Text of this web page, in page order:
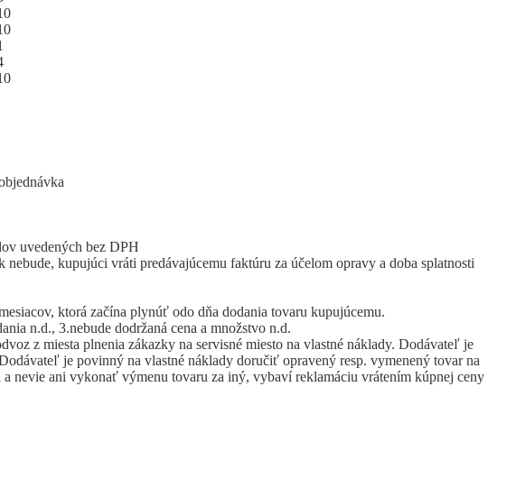
uvedených bez DPH
kupujúci vráti predávajúcemu faktúru za účelom opravy a doba splatnosti
ktorá začína plynúť odo dňa dodania tovaru kupujúcemu.
n.d., 3.nebude dodržaná cena a množstvo n.d.
z miesta plnenia zákazky na servisné miesto na vlastné náklady. Dodávateľ je
je povinný na vlastné náklady doručiť opravený resp. vymenený tovar na
nevie ani vykonať výmenu tovaru za iný, vybaví reklamáciu vrátením kúpnej ceny